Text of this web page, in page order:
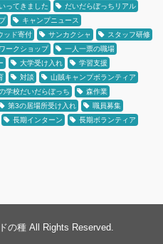
ってきました
だいだらぼっちリアル
キャンプニュース
ッド寄付 サンカクシャ
スタッフ研修
ワークショップ
一人一票の職場
大学受け入れ
学習支援
対談
山賊キャンプボランティア
学校だいだらぼっち
森作業
第3の居場所受け入れ
職員募集
長期インターン
長期ボランティア
の種All Rights Reserved.